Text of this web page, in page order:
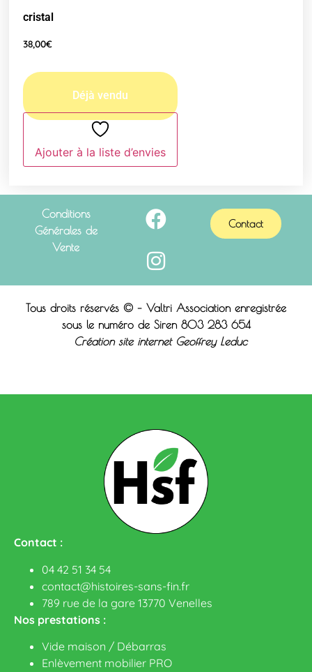
cristal
38,00€
Ajouter à la liste d’envies
Conditions
Générales de
Vente
Contact
Tous droits réservés © – Valtri Association enregistrée
sous le numéro de Siren 803 283 654
Création site internet Geoffrey Leduc
Contact :
04 42 51 34 54
contact@histoires-sans-fin.fr
789 rue de la gare 13770 Venelles
Nos prestations :
Vide maison / Débarras
Enlèvement mobilier PRO